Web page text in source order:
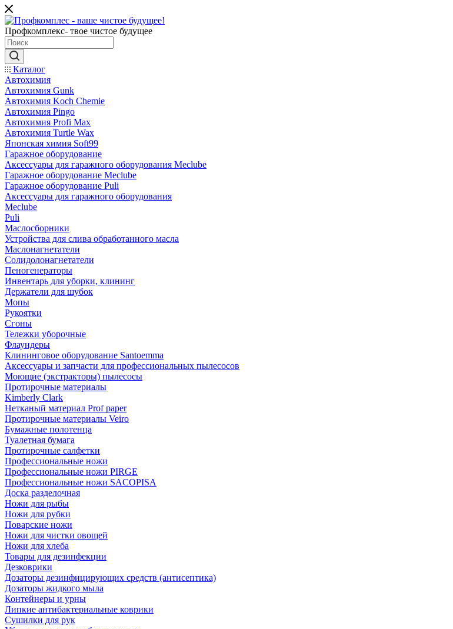
Профкомплекс- твое чистое будущее
Каталог
Автохимия
Автохимия Gunk
Автохимия Koch Chemie
Автохимия Pingo
Автохимия Profi Max
Автохимия Turtle Wax
Японская химия Soft99
Гаражное оборудование
Аксессуары для гаражного оборудования Meclube
Гаражное оборудование Meclube
Гаражное оборудование Puli
Аксессуары для гаражного оборудования
Meclube
Puli
Маслосборники
Устройства для слива обработанного масла
Маслонагнетатели
Солидолонагнетатели
Пеногенераторы
Инвентарь для уборки, клининг
Держатели для шубок
Мопы
Рукоятки
Сгоны
Тележки уборочные
Флаундеры
Клининговое оборудование Santoemma
Аксессуары и запчасти для профессиональных пылесосов
Моющие (экстракторы) пылесосы
Протирочные материалы
Kimberly Clark
Нетканый материал Prof paper
Протирочные материалы Veiro
Бумажные полотенца
Туалетная бумага
Протирочные салфетки
Профессиональные ножи
Профессиональные ножи PIRGE
Профессиональные ножи SACOPISA
Доска разделочная
Ножи для рыбы
Ножи для рубки
Поварские ножи
Ножи для чистки овощей
Ножи для хлеба
Товары для дезинфекции
Дезковрики
Дозаторы дезинфицирующих средств (антисептика)
Дозаторы жидкого мыла
Контейнеры и урны
Липкие антибактериальные коврики
Сушилки для рук